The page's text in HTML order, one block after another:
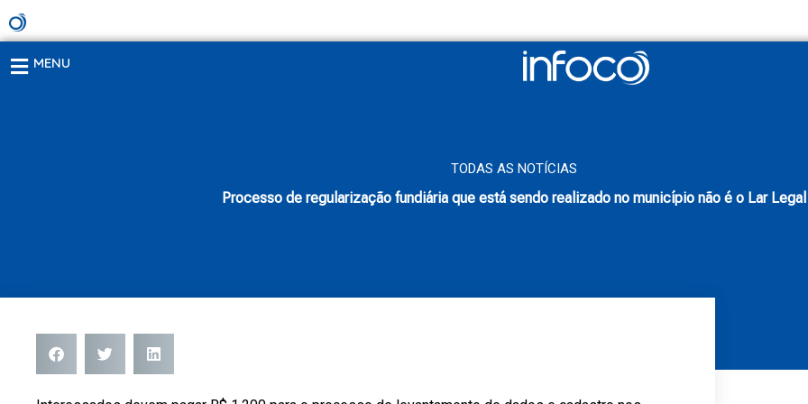
para
MENU
TODAS AS NOTÍCIAS
Processo de regularização fundiária que está sendo realizado no município não é o Lar Legal